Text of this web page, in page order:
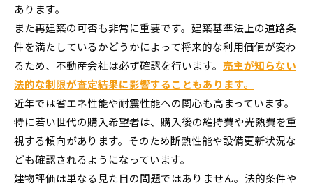
あります。
また再建築の可否も非常に重要です。建築基準法上の道路条
件を満たしているかどうかによって将来的な利用価値が変わ
るため、不動産会社は必ず確認を行います。 売主が知らない
法的な制限が査定結果に影響することもあります。
近年では省エネ性能や耐震性能への関心も高まっています。
特に若い世代の購入希望者は、購入後の維持費や光熱費を重
視する傾向があります。そのため断熱性能や設備更新状況な
ども確認されるようになっています。
建物評価は単なる見た目の問題ではありません。法的条件や